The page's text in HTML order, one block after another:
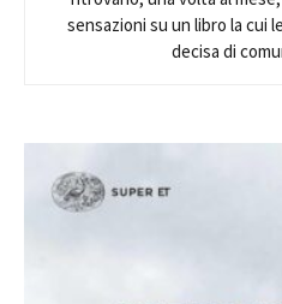
sensazioni su un libro la cui
decisa di